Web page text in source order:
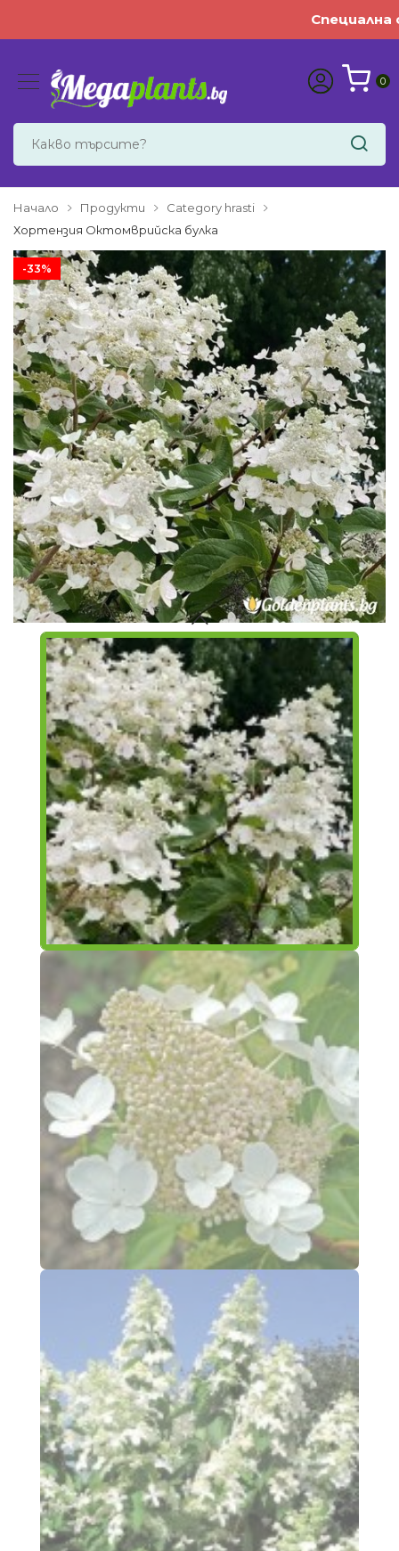
Специална оферта
0
Начало Продукти
Category hrasti
Хортензия Октомврийска булка
-33%